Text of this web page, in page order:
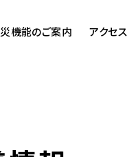
機能のご案内 アクセス